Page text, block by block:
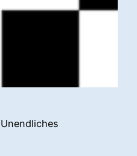
Unendliches